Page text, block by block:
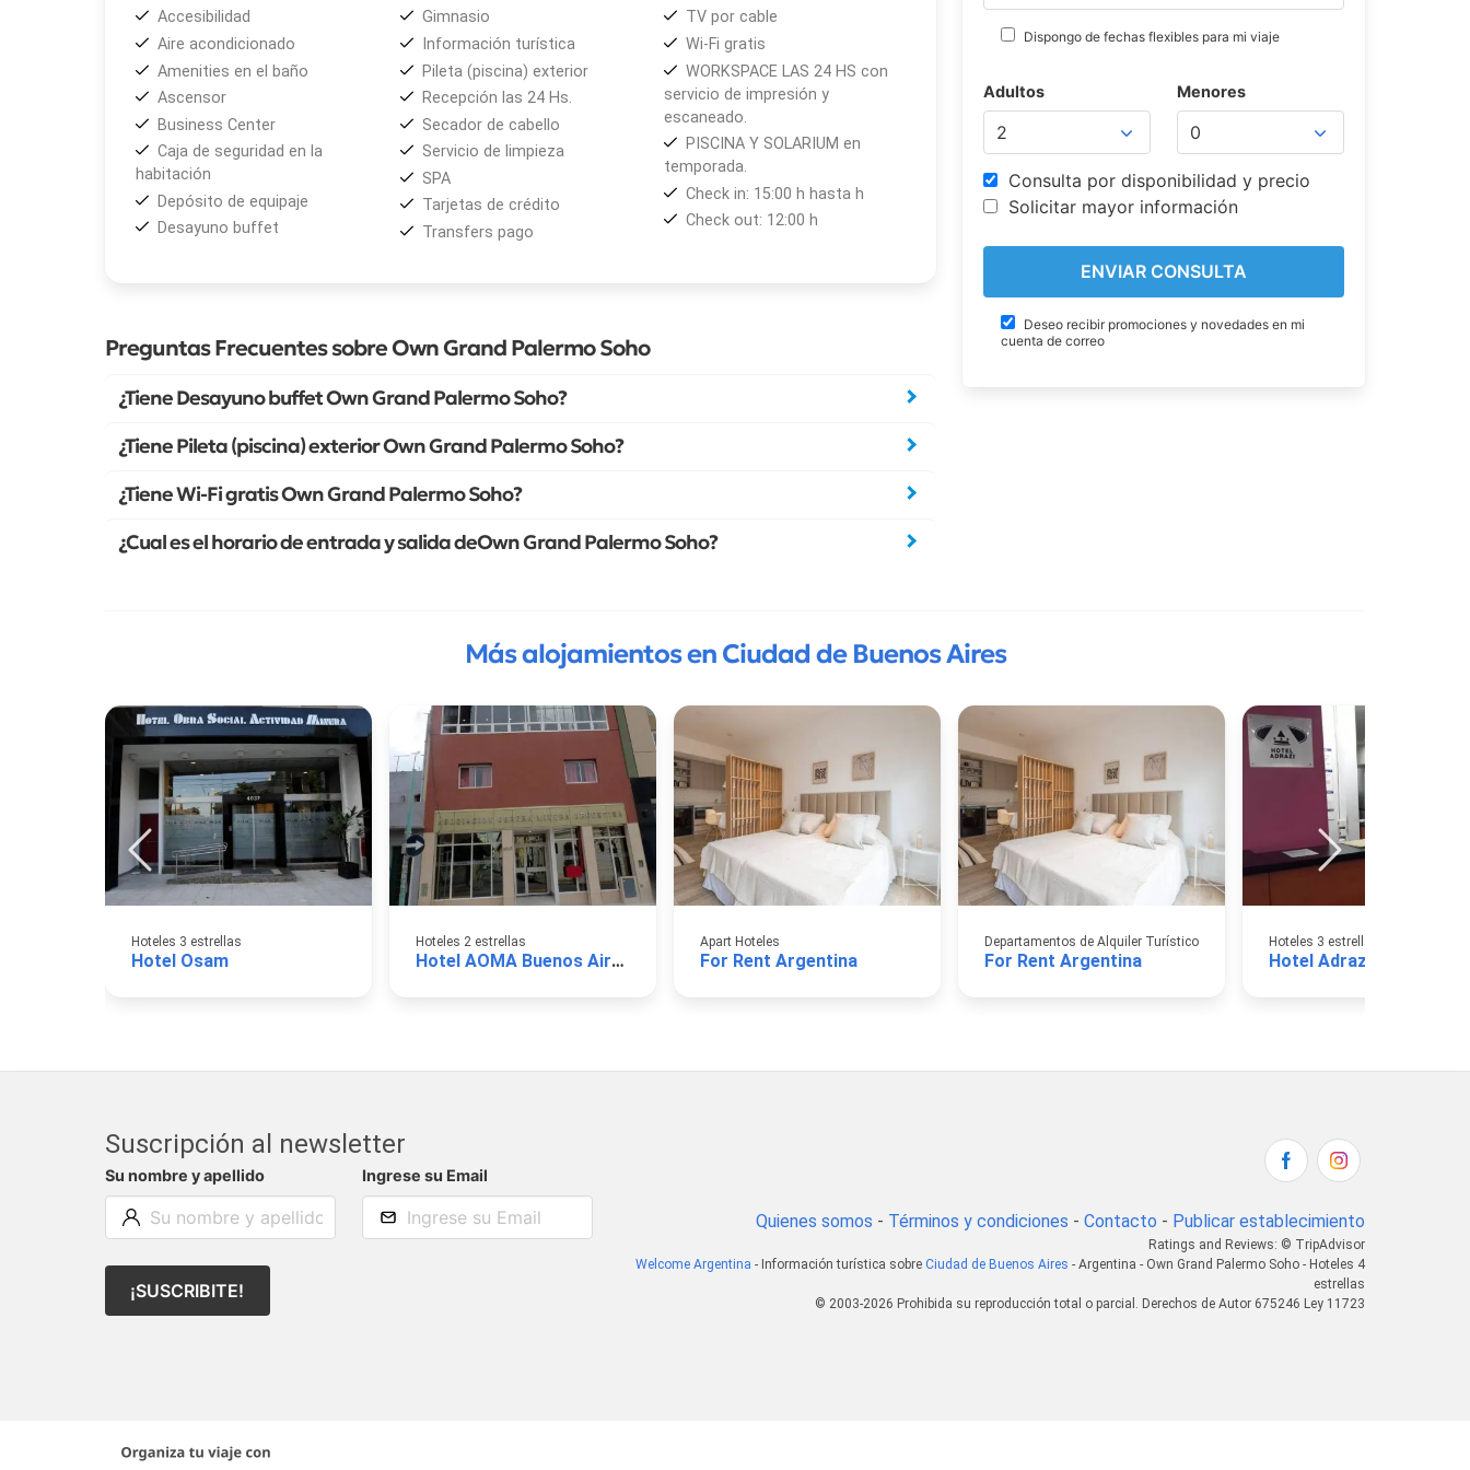
Accesibilidad
Aire acondicionado
Amenities en el baño
Ascensor
Business Center
Caja de seguridad en la
habitación
Depósito de equipaje
Desayuno buffet
Gimnasio
Información turística
Pileta (piscina) exterior
Recepción las 24 Hs.
Secador de cabello
Servicio de limpieza
SPA
Tarjetas de crédito
Transfers pago
TV por cable
Wi-Fi gratis
WORKSPACE LAS 24 HS con
servicio de impresión y
escaneado.
PISCINA Y SOLARIUM en
temporada.
Check in: 15:00 h hasta h
Check out: 12:00 h
Preguntas Frecuentes sobre Own Grand Palermo Soho
¿Tiene Desayuno buffet Own Grand Palermo Soho?
¿Tiene Pileta (piscina) exterior Own Grand Palermo Soho?
¿Tiene Wi-Fi gratis Own Grand Palermo Soho?
¿Cual es el horario de entrada y salida deOwn Grand Palermo Soho?
Dispongo de fechas flexibles para mi viaje
Adultos Menores
Consulta por disponibilidad y precio
Solicitar mayor información
Deseo recibir promociones y novedades en mi
cuenta de correo
Más alojamientos en Ciudad de Buenos Aires
Hoteles 3 estrellas
Hotel Osam
Hoteles 2 estrellas
Hotel AOMA Buenos Aires
Apart Hoteles
For Rent Argentina
Departamentos de Alquiler Turístico
For Rent Argentina
Hoteles 3 estrellas
Hotel Adrazi
Suscripción al newsletter
Su nombre y apellido Ingrese su Email
¡SUSCRIBITE!
Quienes somos - Términos y condiciones - Contacto - Publicar establecimiento
Ratings and Reviews: © TripAdvisor
Welcome Argentina - Información turística sobre Ciudad de Buenos Aires - Argentina - Own Grand Palermo Soho - Hoteles 4
estrellas
© 2003-2026 Prohibida su reproducción total o parcial. Derechos de Autor 675246 Ley 11723